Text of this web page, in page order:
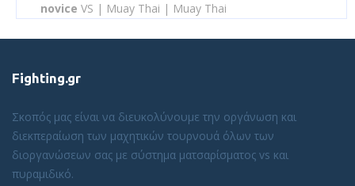
novice VS | Muay Thai | Muay Thai
Fighting.gr
Σκοπός μας είναι να διευκολύνουμε την οργάνωση και
διεκπεραίωση των μαχητικών τουρνουά όλων των
διοργανώσεων σας με σύστημα ματσαρίσματος vs και
πυραμιδικό.